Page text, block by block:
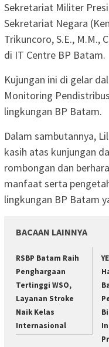
Sekretariat Militer
Sekretariat Negara
Trikuncoro, S.E., M.M.,
di IT Centre BP Batam.
Kujungan ini di gelar
Monitoring
lingkungan BP Batam.
Dalam sambutannya,
kasih atas kunjungan
rombongan dan
manfaat serta
lingkungan BP Batam
BACAAN LAINNYA
RSBP Batam Raih
Penghargaan
Tertinggi WSO,
Layanan Stroke
Naik Kelas
Internasional